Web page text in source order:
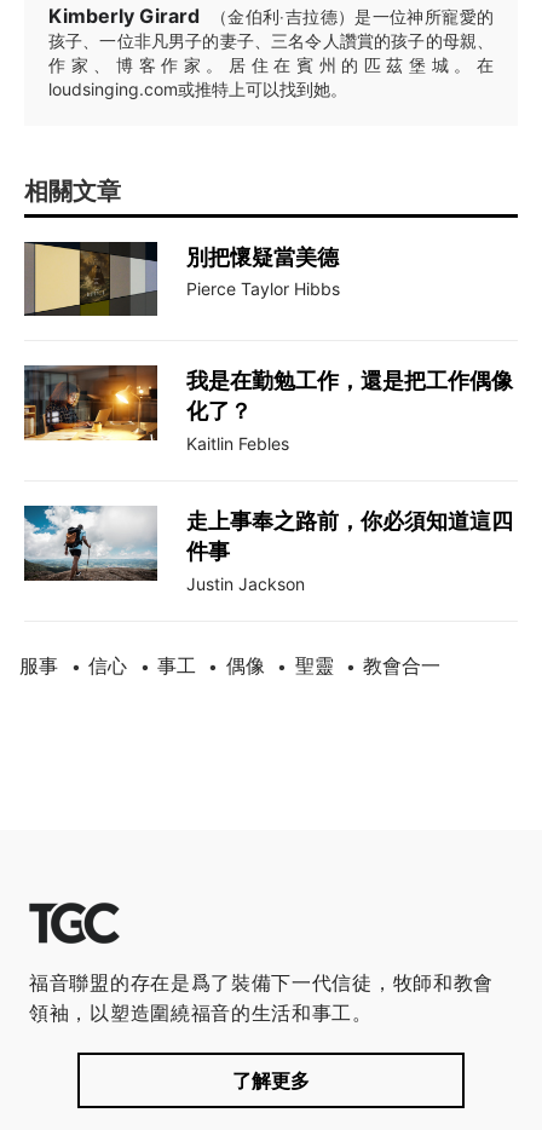
Kimberly Girard
（金伯利‧吉拉德）是一位神所寵愛的
孩子、一位非凡男子的妻子、三名令人讚賞的孩子的母親、
作家、博客作家。居住在賓州的匹茲堡城。在
loudsinging.com或推特上可以找到她。
相關文章
別把懷疑當美德
Pierce Taylor Hibbs
我是在勤勉工作，還是把工作偶像
化了？
Kaitlin Febles
走上事奉之路前，你必須知道這四
件事
Justin Jackson
服事 • 信心 • 事工 • 偶像 • 聖靈 • 教會合一
福音聯盟的存在是爲了裝備下一代信徒，牧師和教會
領袖，以塑造圍繞福音的生活和事工。
了解更多